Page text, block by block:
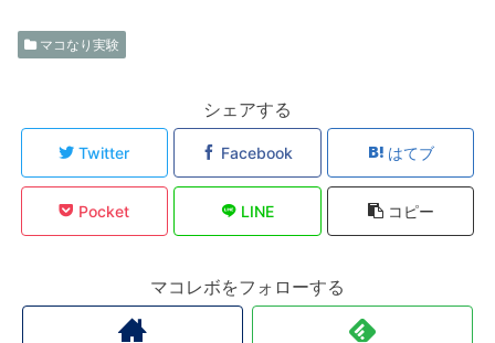
マコなり実験
シェアする
Twitter Facebook はてブ
Pocket LINE コピー
マコレボをフォローする